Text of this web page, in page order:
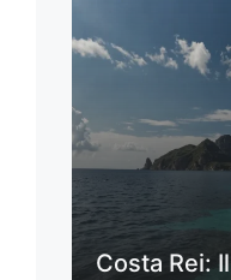
Costa Rei: